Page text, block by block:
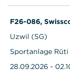
F26-086,
Uzwil (SG)
Sportanlage Rüti
28.09.2026 -